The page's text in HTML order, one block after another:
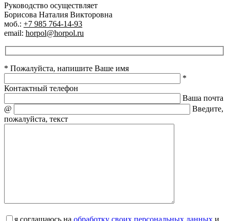
Руководство осуществляет
Борисова Наталия Викторовна
моб.: +7 985 764-14-93
email: horpol@horpol.ru
* Пожалуйста, напишите Ваше имя
*
Контактный телефон
Ваша почта
@
Введите,
пожалуйста, текст